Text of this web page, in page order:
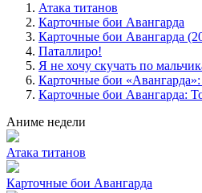
Атака титанов
Карточные бои Авангарда
Карточные бои Авангарда
Паталлиро!
Я не хочу скучать по
Карточные бои
Карточные бои Авангарда:
Аниме недели
Атака титанов
Карточные бои Авангарда